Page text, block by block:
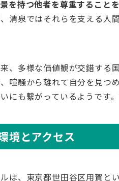
を持つ他者を尊重すること
清泉ではそれらを支える人
、多様な価値観が交錯する
喧騒から離れて自分を見つ
にも繋がっているようです。
境とアクセス
は、東京都世田谷区用賀と